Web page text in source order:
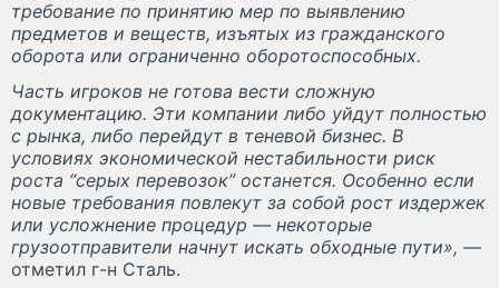
требование по принятию мер по выявлению
предметов и веществ, изъятых из гражданского
оборота или ограниченно оборотоспособных.
Часть игроков не готова вести сложную
документацию. Эти компании либо уйдут полностью
с рынка, либо перейдут в теневой бизнес. В
условиях экономической нестабильности риск
роста “серых перевозок” останется. Особенно если
новые требования повлекут за собой рост издержек
или усложнение процедур — некоторые
грузоотправители начнут искать обходные пути», —
отметил г-н Сталь.